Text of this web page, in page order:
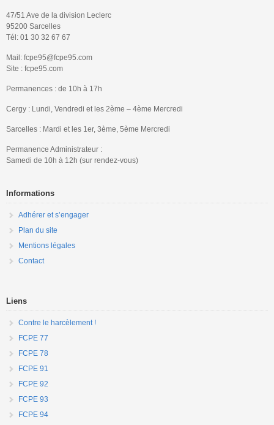
47/51 Ave de la division Leclerc
95200 Sarcelles
Tél: 01 30 32 67 67
Mail: fcpe95@fcpe95.com
Site : fcpe95.com
Permanences : de 10h à 17h
Cergy : Lundi, Vendredi et les 2ème – 4ème Mercredi
Sarcelles : Mardi et les 1er, 3ème, 5ème Mercredi
Permanence Administrateur :
Samedi de 10h à 12h (sur rendez-vous)
Informations
Adhérer et s’engager
Plan du site
Mentions légales
Contact
Liens
Contre le harcèlement !
FCPE 77
FCPE 78
FCPE 91
FCPE 92
FCPE 93
FCPE 94